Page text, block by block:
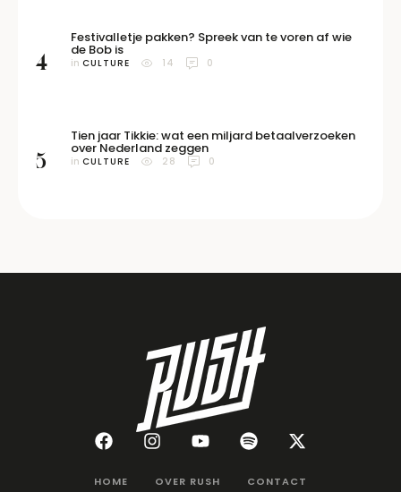
4
Festivalletje pakken? Spreek van te voren af wie
de Bob is
in CULTURE 14 0
5
Tien jaar Tikkie: wat een miljard betaalverzoeken
over Nederland zeggen
in CULTURE 28 0
HOME OVER RUSH CONTACT